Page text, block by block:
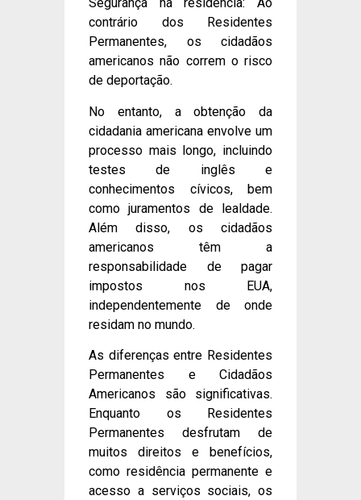
Segurança na residência: Ao
contrário dos Residentes
Permanentes, os cidadãos
americanos não correm o risco
de deportação.
No entanto, a obtenção da
cidadania americana envolve um
processo mais longo, incluindo
testes de inglês e
conhecimentos cívicos, bem
como juramentos de lealdade.
Além disso, os cidadãos
americanos têm a
responsabilidade de pagar
impostos nos EUA,
independentemente de onde
residam no mundo.
As diferenças entre Residentes
Permanentes e Cidadãos
Americanos são significativas.
Enquanto os Residentes
Permanentes desfrutam de
muitos direitos e benefícios,
como residência permanente e
acesso a serviços sociais, os